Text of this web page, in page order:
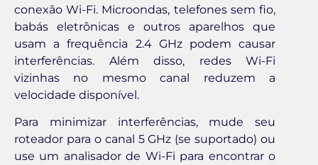
conexão Wi-Fi. Microondas, telefones sem fio,
babás eletrônicas e outros aparelhos que
usam a frequência 2.4 GHz podem causar
interferências. Além disso, redes Wi-Fi
vizinhas no mesmo canal reduzem a
velocidade disponível.
Para minimizar interferências, mude seu
roteador para o canal 5 GHz (se suportado) ou
use um analisador de Wi-Fi para encontrar o